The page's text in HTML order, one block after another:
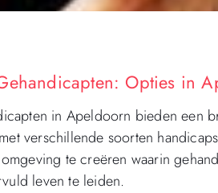
Opties in
in Apeldoorn bieden een
verschillende soorten
te creëren waarin
leven te leiden.